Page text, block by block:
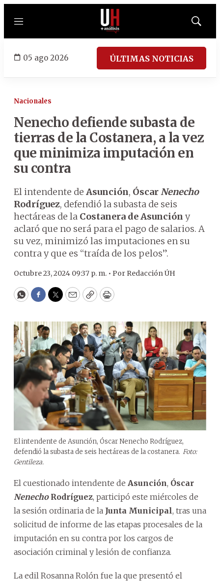
Menú
Mostrar
05 ago 2026 ÚLTIMAS NOTICIAS
Nacionales
Nenecho defiende subasta de
tierras de la Costanera, a la vez
que minimiza imputación en
su contra
El intendente de Asunción, ÓscarNenecho
Rodríguez, defendió la subasta de seis
hectáreas de la Costanera de Asunción y
aclaró que no será para el pago de salarios. A
su vez, minimizó las imputaciones en su
contra y que es “traída de los pelos”.
Octubre 23, 2024 09:37 p. m. • Por Redacción ÚH
WhatsApp
Facebook
Twitter
EmailCopyPrint
El intendente de Asunción, Óscar Nenecho Rodríguez,
defendió la subasta de seis hectáreas de la costanera. Foto:
Gentileza.
El cuestionado intendente de Asunción, Óscar
NenechoRodríguez, participó este miércoles de
la sesión ordinaria de la Junta Municipal, tras una
solicitud de informe de las etapas procesales de la
imputación en su contra por los cargos de
asociación criminal y lesión de confianza.
La edil Rosanna Rolón fue la que presentó el